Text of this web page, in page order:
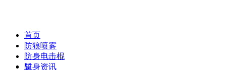
首页
防狼喷雾
防身电击棍
防身资讯
넡